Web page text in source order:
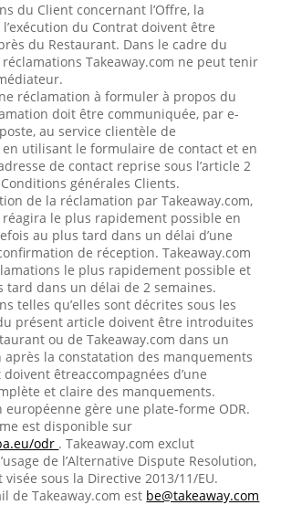
du Client concernant l’Offre, la
du Contrat doivent être
du Restaurant. Dans le cadre du
Takeaway.com ne peut tenir
réclamation à formuler à propos du
doit être communiquée, par e-
au service clientèle de
en utilisant le formulaire de contact et en
de contact reprise sous l’article 2
générales Clients.
de la réclamation par Takeaway.com,
réagira le plus rapidement possible en
au plus tard dans un délai d’une
de réception. Takeaway.com
le plus rapidement possible et
tard dans un délai de 2 semaines.
telles qu’elles sont décrites sous les
présent article doivent être introduites
ou de Takeaway.com dans un
la constatation des manquements
êtreaccompagnées d’une
et claire des manquements.
européenne gère une plate-forme ODR.
est disponible sur
odr . Takeaway.com exclut
de l’Alternative Dispute Resolution,
visée sous la Directive 2013/11/EU.
de Takeaway.com est be@takeaway.com